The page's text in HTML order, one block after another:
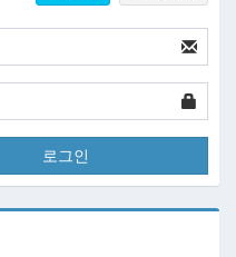
로그인